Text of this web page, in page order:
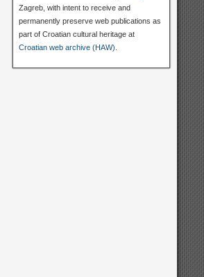
Zagreb, with intent to receive and
permanently preserve web publications as
part of Croatian cultural heritage at
Croatian web archive (HAW)